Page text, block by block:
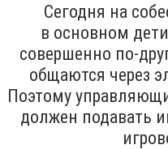
Сегодня на
в основном
совершенно по-
общаются через
Поэтому
должен подавать